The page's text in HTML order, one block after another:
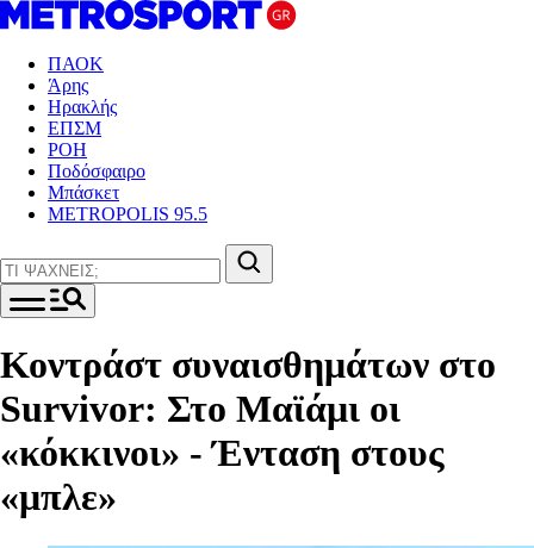
ΠΑΟΚ
Άρης
Ηρακλής
ΕΠΣΜ
ΡΟΗ
Ποδόσφαιρο
Μπάσκετ
METROPOLIS 95.5
Κοντράστ συναισθημάτων στο
Survivor: Στο Μαϊάμι οι
«κόκκινοι» - Ένταση στους
«μπλε»